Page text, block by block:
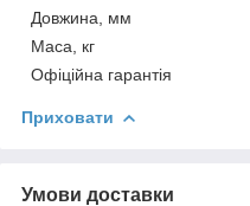
Довжина, мм
Маса, кг
Офіційна гарантія
Приховати
Умови доставки